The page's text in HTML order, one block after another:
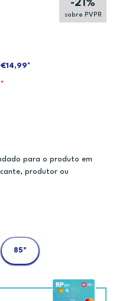
-21%
sobre PVPR
€14,99*
para o produto em
produtor ou
85"